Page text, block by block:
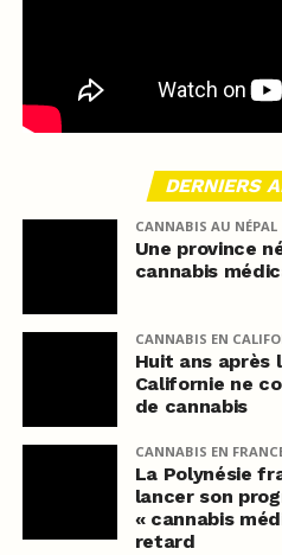
DERNIERS
CANNABIS AU NÉPAL
Une province
cannabis
CANNABIS EN
Huit ans après
Californie ne
de cannabis
CANNABIS EN
La Polynésie
lancer son
« cannabis
retard